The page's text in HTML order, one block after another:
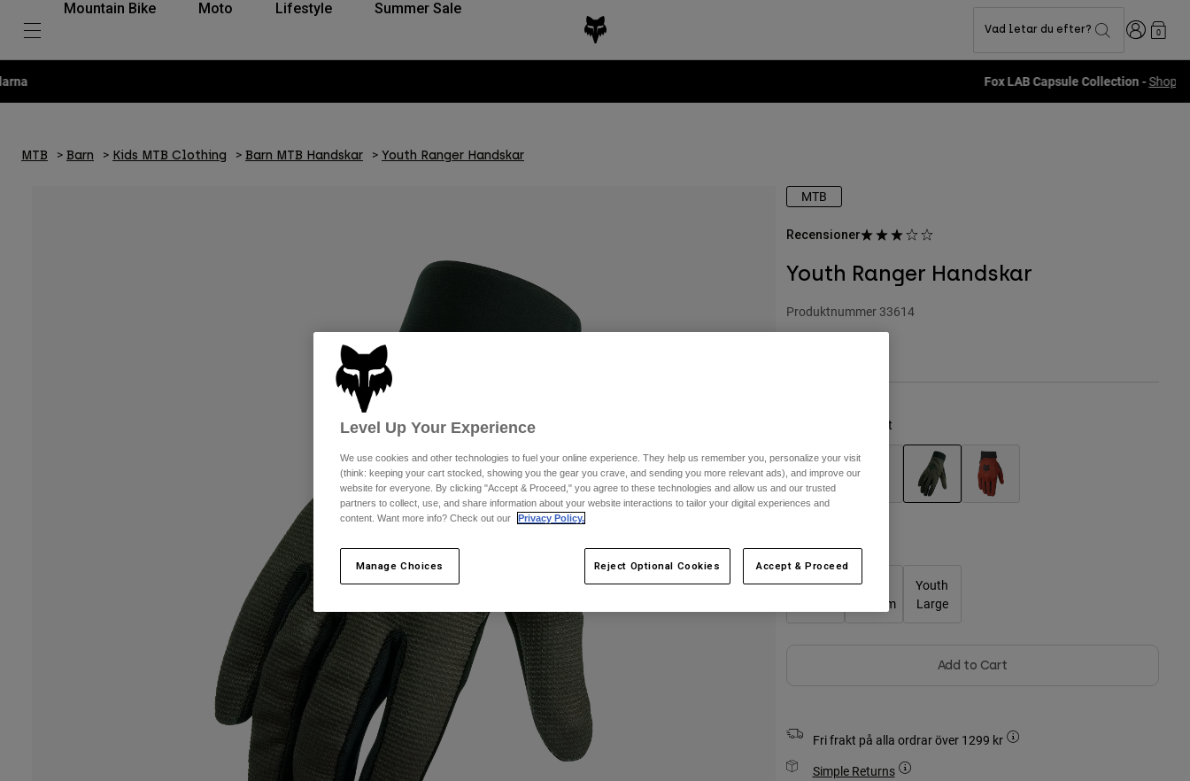
Mountain Bike Moto Lifestyle Summer Sale
Vad letar du efter? Login0
MTB Barn Kids MTB Clothing Barn MTB Handskar Youth Ranger Handskar
MTB
Recensioner
Youth Ranger Handskar
Produktnummer 33614
Militärt grönt
Storlekstabell
Youth
Youth
Medium
Youth
Large
Add to Cart
Fri frakt på alla ordrar över 1299 kr
Simple Returns
Level Up Your Experience
We use cookies and other technologies to fuel your online experience. They help us remember you, personalize your visit
(think: keeping your cart stocked, showing you the gear you crave, and sending you more relevant ads), and improve our
website for everyone. By clicking "Accept & Proceed," you agree to these technologies and allow us and our trusted
partners to collect, use, and share information about your website interactions to tailor your digital experiences and
content. Want more info? Check out our
Privacy Policy.
Manage Choices Reject Optional Cookies Accept & Proceed